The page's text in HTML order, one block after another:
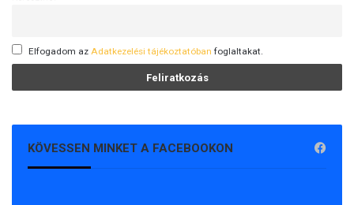
Elfogadom az Adatkezelési tájékoztatóban foglaltakat.
KÖVESSEN MINKET A FACEBOOKON